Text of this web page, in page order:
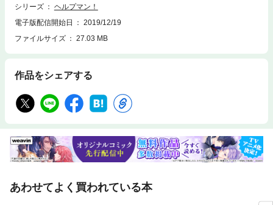
シリーズ
ヘルプマン！
電子版配信開始日
2019/12/19
ファイルサイズ
27.03 MB
作品をシェアする
あわせてよく買われている本